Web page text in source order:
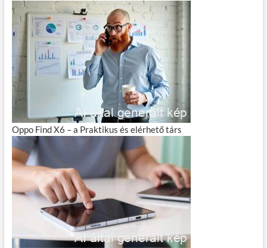
Oppo Find X6 – a Praktikus és elérhető társ